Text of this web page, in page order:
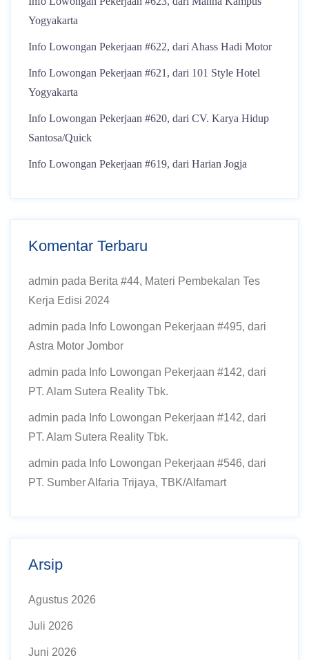
Yogyakarta
Info Lowongan Pekerjaan #622, dari Ahass Hadi Motor
Info Lowongan Pekerjaan #621, dari 101 Style Hotel
Yogyakarta
Info Lowongan Pekerjaan #620, dari CV. Karya Hidup
Santosa/Quick
Info Lowongan Pekerjaan #619, dari Harian Jogja
Komentar Terbaru
admin pada Berita #44, Materi Pembekalan Tes
Kerja Edisi 2024
admin pada Info Lowongan Pekerjaan #495, dari
Astra Motor Jombor
admin pada Info Lowongan Pekerjaan #142, dari
PT. Alam Sutera Reality Tbk.
admin pada Info Lowongan Pekerjaan #142, dari
PT. Alam Sutera Reality Tbk.
admin pada Info Lowongan Pekerjaan #546, dari
PT. Sumber Alfaria Trijaya, TBK/Alfamart
Arsip
Agustus 2026
Juli 2026
Juni 2026